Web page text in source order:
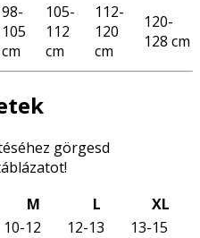
98-
105
cm
105-
112
cm
112-
120
cm
120-
128 cm
görgesd
M L
XL
10-12 12-13
13-15